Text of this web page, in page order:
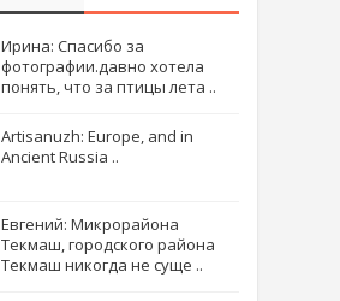
Ирина: Спасибо за
фотографии.давно хотела
понять, что за птицы лета ..
Artisanuzh: Europe, and in
Ancient Russia ..
Евгений: Микрорайона
Текмаш, городского района
Текмаш никогда не суще ..